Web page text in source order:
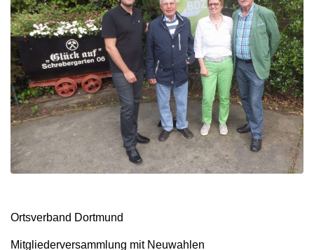
Ortsverband Dortmund
Mitgliederversammlung mit Neuwahlen